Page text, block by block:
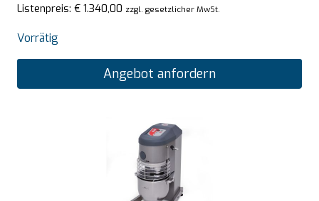
Listenpreis: € 1.340,00 zzgl. gesetzlicher MwSt.
Vorrätig
Angebot anfordern